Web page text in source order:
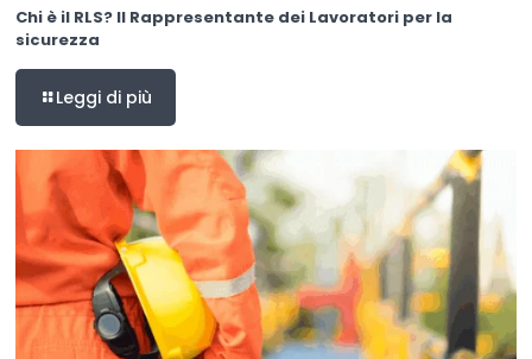
Chi è il RLS? Il Rappresentante dei Lavoratori per la
sicurezza
Leggi di più